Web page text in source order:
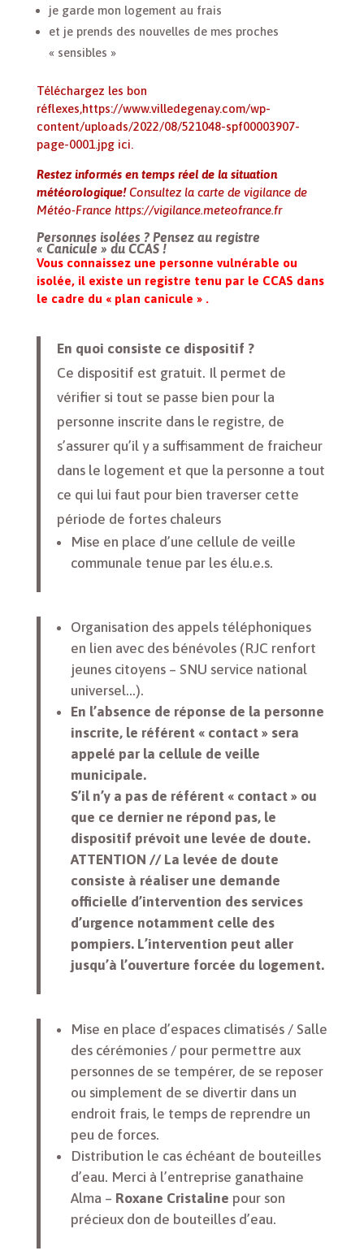
je garde mon logement au frais
et je prends des nouvelles de mes proches
« sensibles »
Téléchargez les bon
réflexes,https://www.villedegenay.com/wp-
content/uploads/2022/08/521048-spf00003907-
page-0001.jpg ici.
Restez informés en temps réel de la situation
météorologique! Consultez la carte de vigilance de
Météo-France https://vigilance.meteofrance.fr
Personnes isolées ? Pensez au registre
« Canicule » du CCAS !
Vous connaissez une personne vulnérable ou
isolée, il existe un registre tenu par le CCAS dans
le cadre du « plan canicule » .
En quoi consiste ce dispositif ?
Ce dispositif est gratuit. Il permet de
vérifier si tout se passe bien pour la
personne inscrite dans le registre, de
s’assurer qu’il y a suffisamment de fraicheur
dans le logement et que la personne a tout
ce qui lui faut pour bien traverser cette
période de fortes chaleurs
Mise en place d’une cellule de veille
communale tenue par les élu.e.s.
Organisation des appels téléphoniques
en lien avec des bénévoles (RJC renfort
jeunes citoyens – SNU service national
universel…).
En l’absence de réponse de la personne
inscrite, le référent « contact » sera
appelé par la cellule de veille
municipale.
S’il n’y a pas de référent « contact » ou
que ce dernier ne répond pas, le
dispositif prévoit une levée de doute.
ATTENTION // La levée de doute
consiste à réaliser une demande
officielle d’intervention des services
d’urgence notamment celle des
pompiers. L’intervention peut aller
jusqu’à l’ouverture forcée du logement.
Mise en place d’espaces climatisés / Salle
des cérémonies / pour permettre aux
personnes de se tempérer, de se reposer
ou simplement de se divertir dans un
endroit frais, le temps de reprendre un
peu de forces.
Distribution le cas échéant de bouteilles
d’eau. Merci à l’entreprise ganathaine
Alma – Roxane Cristaline pour son
précieux don de bouteilles d’eau.